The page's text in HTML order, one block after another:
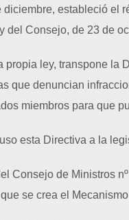
diciembre, estableció el
del Consejo, de 23 de
propia ley, transpone la
que denuncian
miembros para que
esta Directiva a la
Consejo de Ministros
se crea el